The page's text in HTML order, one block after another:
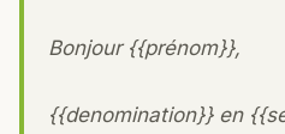
Bonjour {{prénom}},
{{denomination}} en